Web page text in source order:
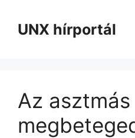
tartalomba
UNX hírportál
Az asztmás